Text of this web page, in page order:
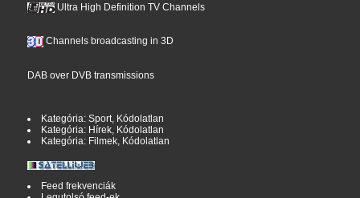
Ultra High Definition TV Channels
Channels broadcasting in 3D
DAB over DVB transmissions
Kategória: Sport, Kódolatlan
Kategória: Hírek, Kódolatlan
Kategória: Filmek, Kódolatlan
Feed frekvenciák